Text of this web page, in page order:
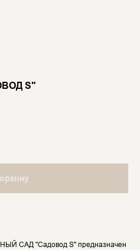
S"
САД "Садовод S" предназначен